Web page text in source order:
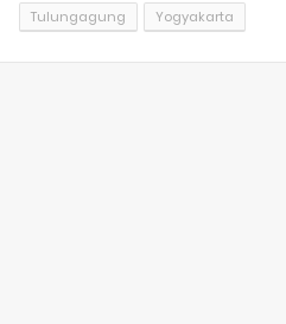
Tulungagung
Yogyakarta